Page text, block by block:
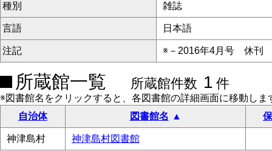
種別 雑誌
言語 日本語
注記 ※－2016年4月号 休刊
所蔵館一覧 所蔵館件数 1 件
※図書館名をクリックすると、各図書館の詳細画面に移動しま
自治体
図書館名
神津島村 神津島村図書館